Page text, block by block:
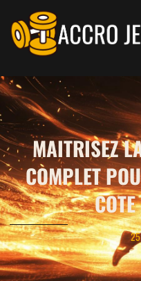
MAITRISEZ
COMPLET